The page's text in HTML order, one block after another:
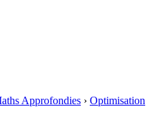
Approfondies › Optimisation